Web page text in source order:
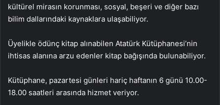
kültürel mirasın korunması, sosyal, beşeri ve diğer bazı
bilim dallarındaki kaynaklara ulaşabiliyor.
Üyelikle ödünç kitap alınabilen Atatürk Kütüphanesi’nin
ihtisas alanına arzu edenler kitap bağışında bulunabiliyor.
Kütüphane, pazartesi günleri hariç haftanın 6 günü 10.00-
18.00 saatleri arasında hizmet veriyor.